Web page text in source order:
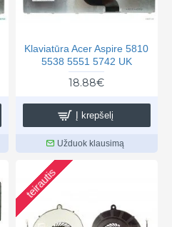
Klaviatūra Acer Aspire 5810
5538 5551 5742 UK
18.88€
Į krepšelį
Užduok klausimą
teirautis